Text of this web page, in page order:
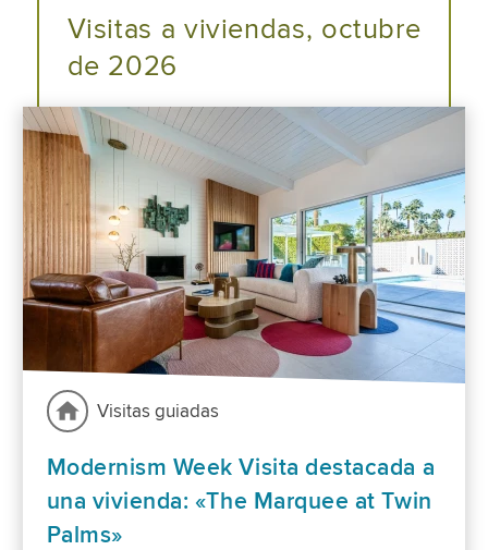
Visitas a viviendas, octubre
de 2026
Visitas guiadas
Modernism Week Visita destacada a
una vivienda: «The Marquee at Twin
Palms»